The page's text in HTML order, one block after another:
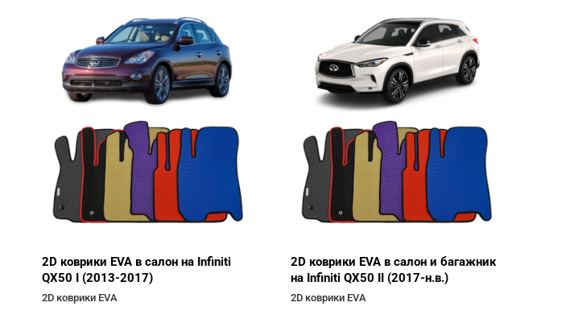
2D коврики EVA в салон на Infiniti
QX50 I (2013-2017)
2D коврики EVA
2D коврики EVA в салон и багажник
на Infiniti QX50 II (2017-н.в.)
2D коврики EVA